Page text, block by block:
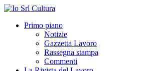
Primo piano
Notizie
Gazzetta Lavoro
Rassegna stampa
Commenti